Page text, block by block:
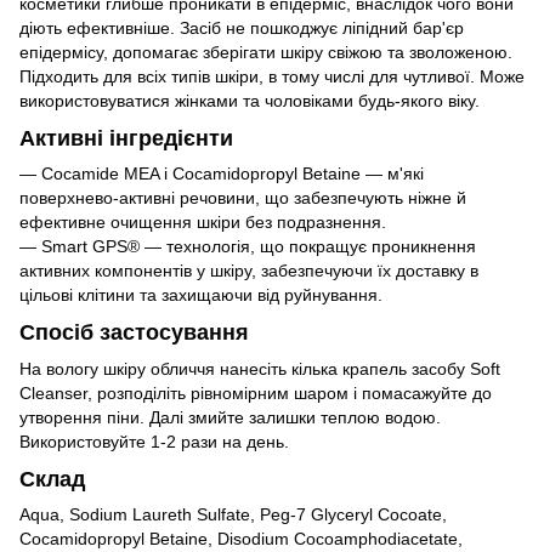
діють ефективніше. Засіб не пошкоджує ліпідний бар'єр
епідермісу, допомагає зберігати шкіру свіжою та зволоженою.
Підходить для всіх типів шкіри, в тому числі для чутливої. Може
використовуватися жінками та чоловіками будь-якого віку.
Активні інгредієнти
— Cocamide MEA і Cocamidopropyl Betaine — м'які
поверхнево-активні речовини, що забезпечують ніжне й
ефективне очищення шкіри без подразнення.
— Smart GPS® — технологія, що покращує проникнення
активних компонентів у шкіру, забезпечуючи їх доставку в
цільові клітини та захищаючи від руйнування.
Спосіб застосування
На вологу шкіру обличчя нанесіть кілька крапель засобу Soft
Cleanser, розподіліть рівномірним шаром і помасажуйте до
утворення піни. Далі змийте залишки теплою водою.
Використовуйте 1-2 рази на день.
Склад
Aqua, Sodium Laureth Sulfate, Peg-7 Glyceryl Cocoate,
Cocamidopropyl Betaine, Disodium Cocoamphodiacetate,